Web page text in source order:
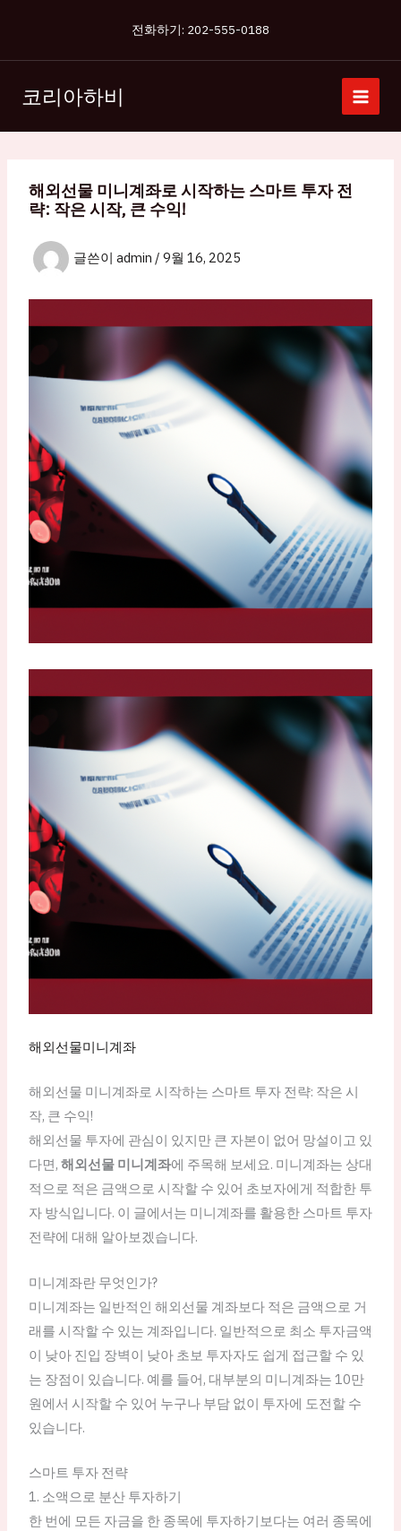
츠
너
전화하기: 202-555-0188
코리아하비
해외선물 미니계좌로 시작하는 스마트 투자 전
략: 작은 시작, 큰 수익!
글쓴이 admin / 9월 16, 2025
해외선물미니계좌
해외선물 미니계좌로 시작하는 스마트 투자 전략: 작은 시
작, 큰 수익!
해외선물 투자에 관심이 있지만 큰 자본이 없어 망설이고 있
다면, 해외선물 미니계좌에 주목해 보세요. 미니계좌는 상대
적으로 적은 금액으로 시작할 수 있어 초보자에게 적합한 투
자 방식입니다. 이 글에서는 미니계좌를 활용한 스마트 투자
전략에 대해 알아보겠습니다.
미니계좌란 무엇인가?
미니계좌는 일반적인 해외선물 계좌보다 적은 금액으로 거
래를 시작할 수 있는 계좌입니다. 일반적으로 최소 투자금액
이 낮아 진입 장벽이 낮아 초보 투자자도 쉽게 접근할 수 있
는 장점이 있습니다. 예를 들어, 대부분의 미니계좌는 10만
원에서 시작할 수 있어 누구나 부담 없이 투자에 도전할 수
있습니다.
스마트 투자 전략
1. 소액으로 분산 투자하기
한 번에 모든 자금을 한 종목에 투자하기보다는 여러 종목에